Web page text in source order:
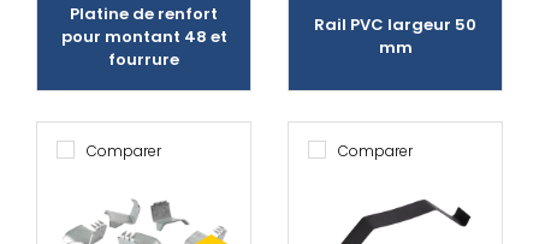
Platine de renfort
pour montant 48 et
fourrure
Rail PVC largeur 50
mm
Comparer Comparer